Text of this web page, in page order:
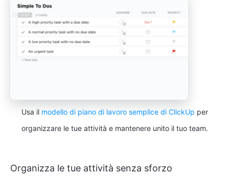
Usa il modello di piano di lavoro semplice di ClickUp per
organizzare le tue attività e mantenere unito il tuo team.
Organizza le tue attività senza sforzo